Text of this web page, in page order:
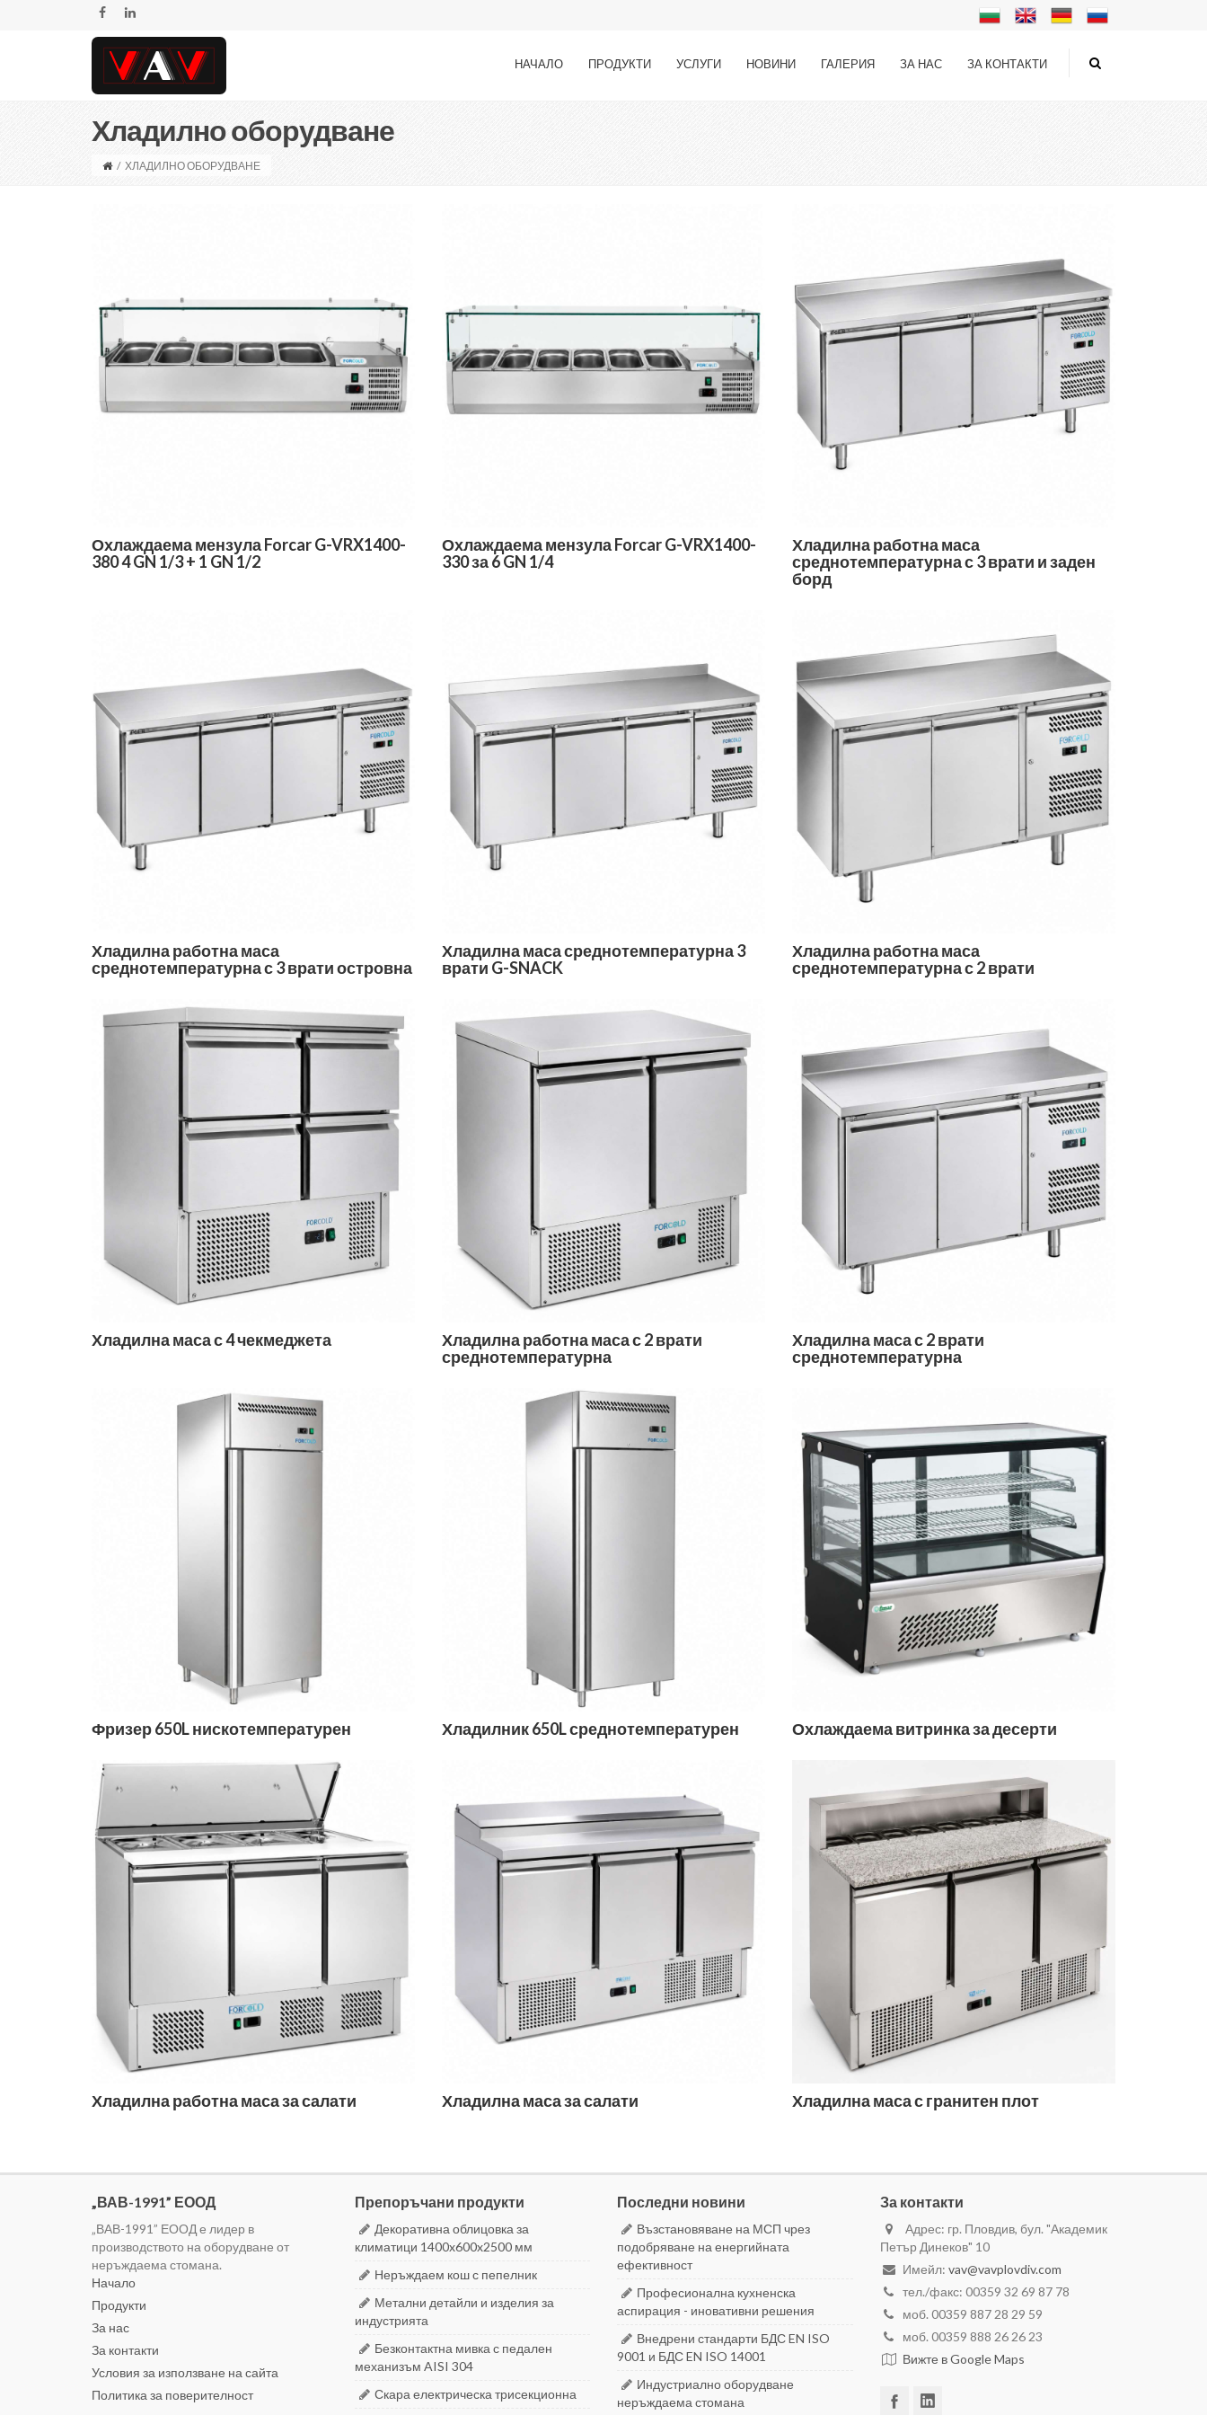
НАЧАЛО ПРОДУКТИ УСЛУГИ НОВИНИ ГАЛЕРИЯ ЗА НАС ЗА КОНТАКТИ
Хладилно оборудване
/ ХЛАДИЛНО ОБОРУДВАНЕ
Охлаждаема мензула Forcar G-VRX1400-
380 4 GN 1/3 + 1 GN 1/2
Охлаждаема мензула Forcar G-VRX1400-
330 за 6 GN 1/4
Хладилна работна маса
среднотемпературна с 3 врати и заден
борд
Хладилна работна маса
среднотемпературна с 3 врати островна
Хладилна маса среднотемпературна 3
врати G-SNACK
Хладилна работна маса
среднотемпературна с 2 врати
Хладилна маса с 4 чекмеджета
Хладилна работна маса с 2 врати
среднотемпературна
Хладилна маса с 2 врати
среднотемпературна
Фризер 650L нискотемпературен Хладилник 650L среднотемпературен Охлаждаема витринка за десерти
Хладилна работна маса за салати Хладилна маса за салати Хладилна маса с гранитен плот
„ВАВ-1991” ЕООД
„ВАВ-1991” ЕООД е лидер в
производството на оборудване от
неръждаема стомана.
Начало
Продукти
За нас
За контакти
Условия за използване на сайта
Политика за поверителност
Препоръчани продукти
Декоративна облицовка за
климатици 1400x600x2500 мм
Неръждаем кош с пепелник
Метални детайли и изделия за
индустрията
Безконтактна мивка с педален
механизъм AISI 304
Скара електрическа трисекционна
Последни новини
Възстановяване на МСП чрез
подобряване на енергийната
ефективност
Професионална кухненска
аспирация - иновативни решения
Внедрени стандарти БДС EN ISO
9001 и БДС EN ISO 14001
Индустриално оборудване
неръждаема стомана
За контакти
Адрес: гр. Пловдив, бул. "Академик
Петър Динеков" 10
Имейл: vav@vavplovdiv.com
тел./факс: 00359 32 69 87 78
моб. 00359 887 28 29 59
моб. 00359 888 26 26 23
Вижте в Google Maps